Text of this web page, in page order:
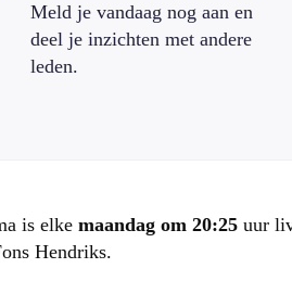
Meld je vandaag nog aan en
deel je inzichten met andere
leden.
is elke maandag om 20:25 uur
Hendriks.